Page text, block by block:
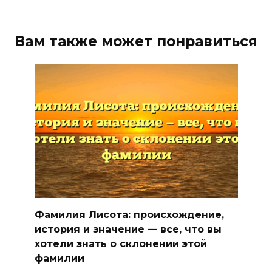
Вам также может понравиться
Фамилия Лисота: происхождение,
история и значение — все, что вы
хотели знать о склонении этой
фамилии